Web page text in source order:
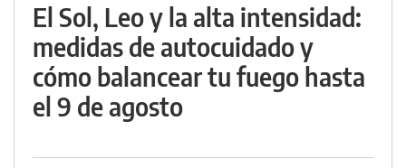
El Sol, Leo y la alta intensidad:
medidas de autocuidado y
cómo balancear tu fuego hasta
el 9 de agosto